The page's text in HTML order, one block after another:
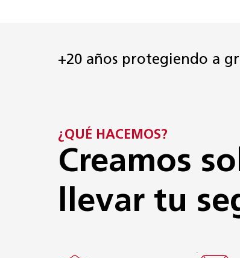
+20 años protegiendo a
¿QUÉ HACEMOS?
Creamos
llevar tu